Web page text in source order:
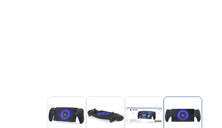
Item
of
4